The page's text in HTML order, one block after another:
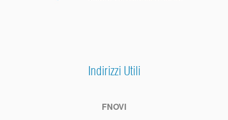
Indirizzi Utili
FNOVI